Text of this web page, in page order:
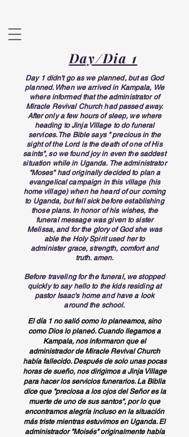
Day/Dia 1
Day 1 didn't go as we planned, but as God
planned. When we arrived in Kampala, We
where informed that the administrator of
Miracle RevivalChurch had passed away.
After only a few hours of sleep, we where
heading to Jinja Village to do funeral
services. The Bible says " precious in the
sight of the Lord is the death of one of His
saints", so we found joy in even the saddest
situation while in Uganda. The administrator
"Moses" had originally decided to plan a
evangelicalcampaignin this village(his
home village) when he heard of our coming
to Uganda, but fell sick before establishing
those plans. In honor of his wishes, the
funeral message was given to sister
Melissa, and for the glory of God she was
able the Holy Spirit used her to
administergrace, strength, comfort and
truth. amen.
Before traveling for the funeral, we stopped
quickly to say hello to the kids residing at
pastor Isaac'shome and have a look
around the school.
El día 1 no salió como lo planeamos, sino
como Dios lo planeó. Cuando llegamos a
Kampala, nos informaron que el
administrador de Miracle Revival Church
había fallecido. Después de solo unas pocas
horas de sueño, nos dirigimos a Jinja Village
para hacer los servicios funerarios. La Biblia
dice que "preciosa a los ojos del Señor es la
muerte de uno de sus santos", por lo que
encontramos alegría incluso en la situación
más triste mientras estuvimos en Uganda. El
administrador "Moisés" originalmente había